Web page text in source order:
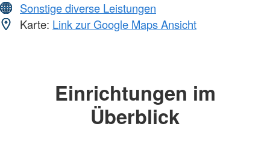
Sonstige diverse Leistungen
Karte: Link zur Google Maps Ansicht
Einrichtungen im
Überblick